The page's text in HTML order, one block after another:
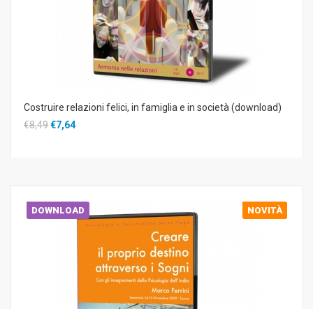
Costruire relazioni felici, in famiglia e in società (download)
€8,49€7,64
DOWNLOAD NOVITÀ